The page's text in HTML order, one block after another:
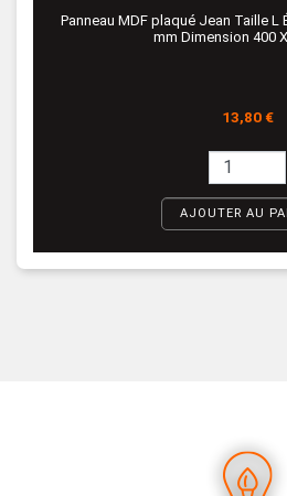
Panneau MDF plaqué Jean Taille L
mm Dimension 400
Prix
13,80 €
AJOUTER AU